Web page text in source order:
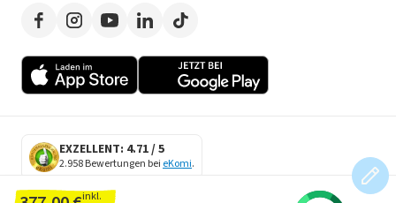
inkl.
Werben auf LeasingMarkt.de
Händlerverzeichnis
EXZELLENT: 4.71 / 5
2.958 Bewertungen bei eKomi.
SECURE DATA